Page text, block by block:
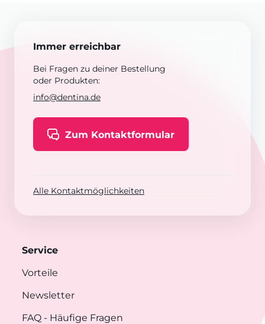
Immer erreichbar
Bei Fragen zu deiner Bestellung
oder Produkten:
info@dentina.de
Zum Kontaktformular
Alle Kontaktmöglichkeiten
Service
Vorteile
Newsletter
FAQ - Häufige Fragen